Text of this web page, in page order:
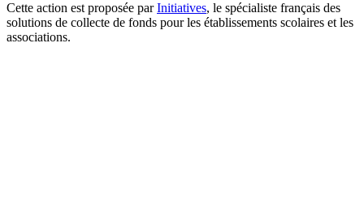
Cette action est proposée parInitiatives, le spécialiste français des
solutions de collecte de fonds pour les établissements scolaires et les
associations.